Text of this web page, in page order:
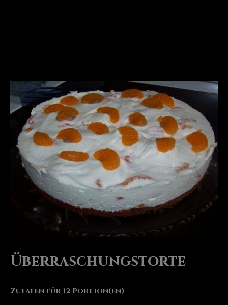
Überraschungstorte
Zutaten für 12 Portion(en)